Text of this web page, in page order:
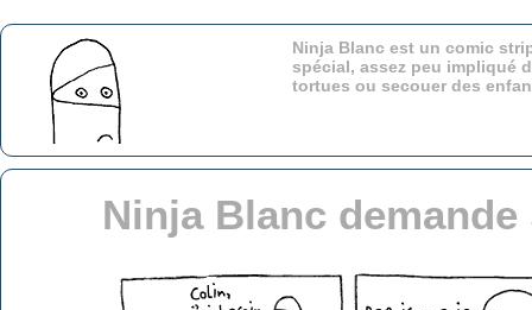
Ninja Blanc est un comic
spécial, assez peu impliqué
tortues ou secouer des
Ninja Blanc